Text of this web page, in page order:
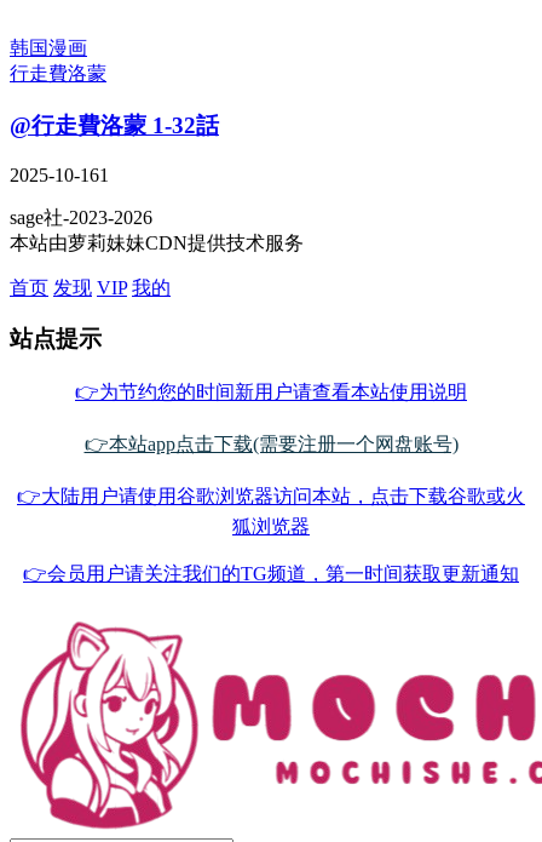
韩国漫画
行走費洛蒙
@行走費洛蒙 1-32話
2025-10-161
sage社-2023-2026
本站由萝莉妹妹CDN提供技术服务
首页 发现 VIP 我的
站点提示
👉为节约您的时间新用户请查看本站使用说明
👉本站app点击下载(需要注册一个网盘账号)
👉大陆用户请使用谷歌浏览器访问本站，点击下载谷歌或火
狐浏览器
👉会员用户请关注我们的TG频道，第一时间获取更新通知